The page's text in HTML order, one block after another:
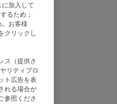
加入して
るため；
お客様
クリックし
ス（提供さ
リティプロ
ト広告を表
れる場合が
参照くださ